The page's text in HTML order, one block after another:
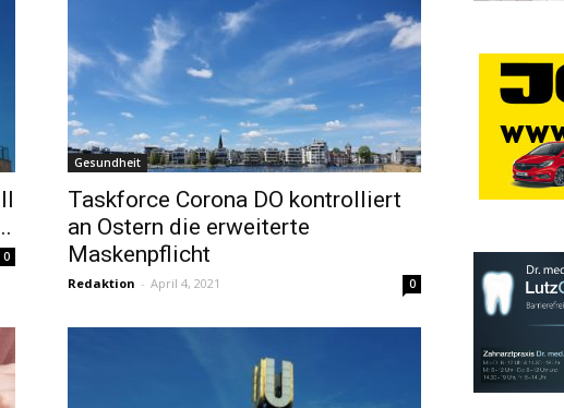
0
Gesundheit
Taskforce Corona DO kontrolliert
an Ostern die erweiterte
Maskenpflicht
Redaktion - April 4, 2021 0